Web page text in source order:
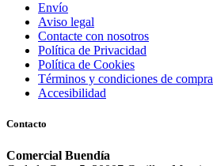
Envío
Aviso legal
Contacte con nosotros
Política de Privacidad
Política de Cookies
Términos y condiciones de compra
Accesibilidad
Contacto
Comercial Buendía